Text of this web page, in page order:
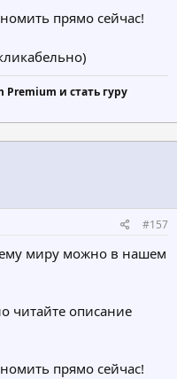
прямо сейчас!
и стать гуру
#157
миру можно в нашем
читайте описание
прямо сейчас!